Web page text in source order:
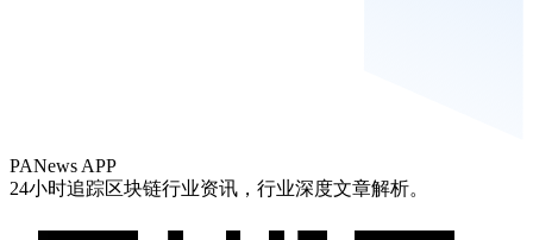
PANews APP
24小时追踪区块链行业资讯，行业深度文章解析。